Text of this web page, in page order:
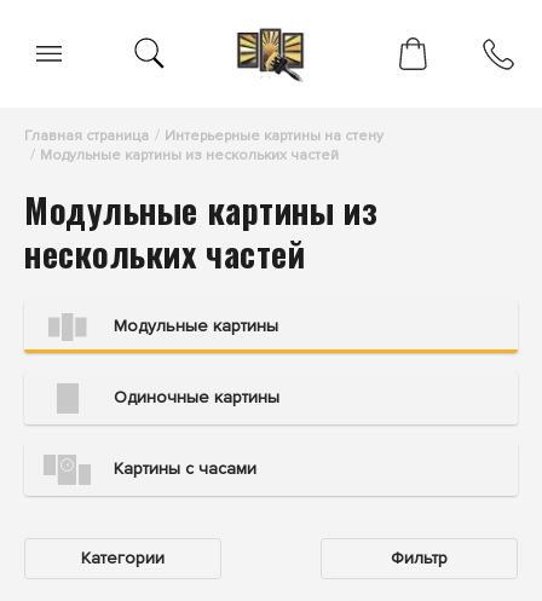
Главная страница
Интерьерные картины на стену
Модульные картины из нескольких частей
Модульные картины из
нескольких частей
Модульные картины
Одиночные картины
Картины с часами
Категории Фильтр